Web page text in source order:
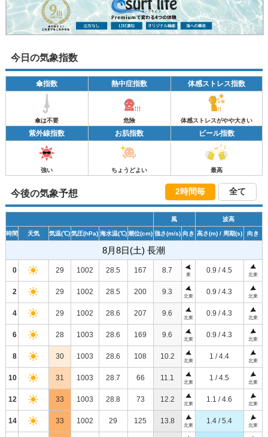
今日の気象指数
傘指数 熱中症指数 体感ストレス指数
傘は不要 危険 体感ストレスがやや大きい
紫外線指数 お肌指数 ビール指数
強い ちょうどよい 最高
今後の気象予想 2時間毎 全て
風 波高
時間 天気 気温(℃) 気圧(hPa) 海水温(℃) 潮位(cm) 強さ(m/s) 向き 高さ(m)/ 周期(s) 向き
8月8日(土) 長潮
0 29 1002 28.5 167 8.7
東
0.9 / 4.5
北東
2 29 1002 28.5 200 9.3
北東
0.9 / 4.3
北東
4 29 1002 28.6 207 9.6
北東
0.9 / 4.3
北東
6 28 1003 28.6 169 9.6
北東
0.9 / 4.3
北東
8 30 1003 28.6 108 10.2
北東
1 / 4.4
北東
10 31 1003 28.7 66 11.1
北東
1 / 4.5
北東
12 33 1003 28.8 73 12.2
北東
1.1 / 4.6
北東
14 33 1002 29 125 13.8
北東
1.4 / 5.4
北東